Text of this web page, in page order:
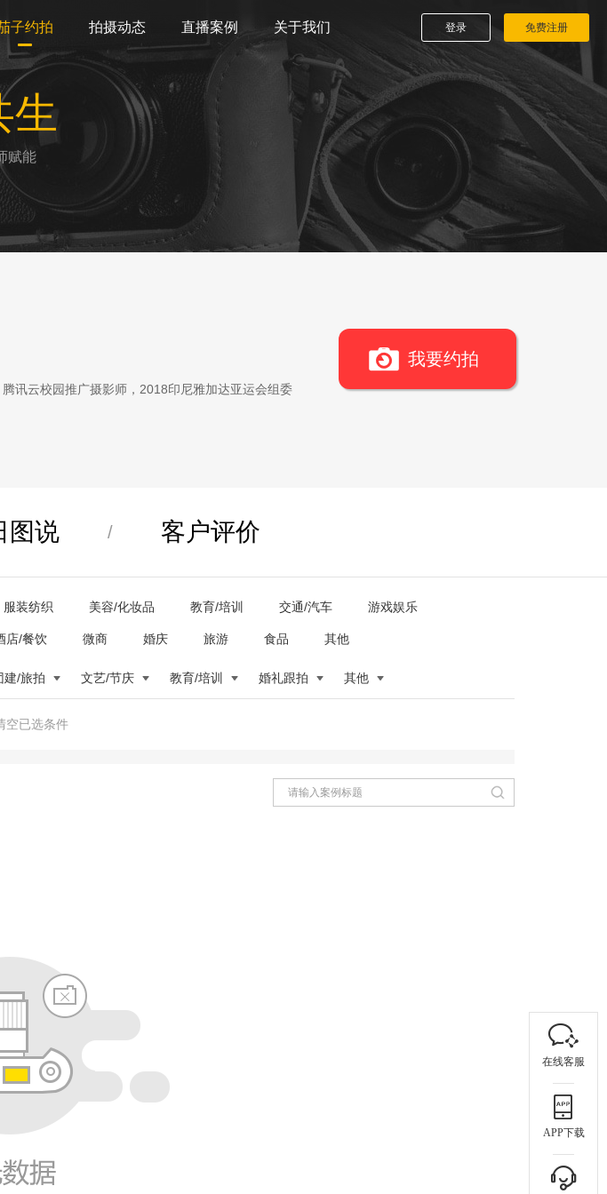
子约拍 拍摄动态 直播案例 关于我们 登录 免费注册
生
赋能
讯云校园推广摄影师，2018印尼雅加达亚运会组委
我要约拍
图说 / 客户评价
服装纺织 美容/化妆品 教育/培训 交通/汽车 游戏娱乐
店/餐饮 微商 婚庆 旅游 食品 其他
建/旅拍 文艺/节庆 教育/培训 婚礼跟拍 其他
空已选条件
在线客服
APP下载